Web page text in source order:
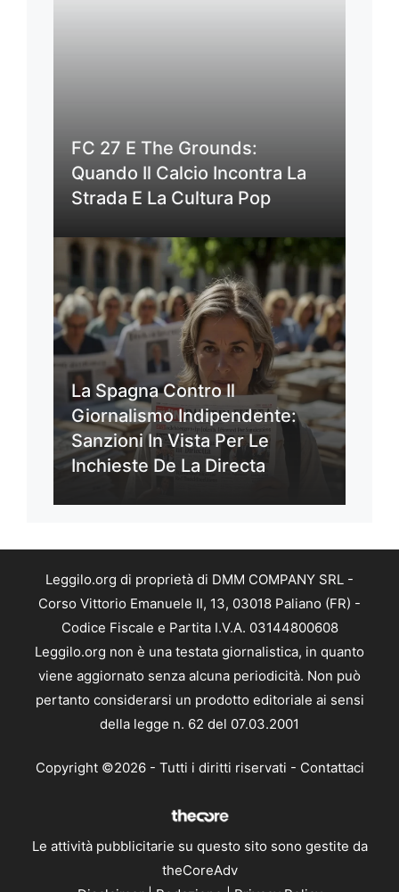
FC 27 E The Grounds:
Quando Il Calcio Incontra La
Strada E La Cultura Pop
La Spagna Contro Il
Giornalismo Indipendente:
Sanzioni In Vista Per Le
Inchieste De La Directa
Leggilo.org di proprietà di DMM COMPANY SRL -
Corso Vittorio Emanuele II, 13, 03018 Paliano (FR) -
Codice Fiscale e Partita I.V.A. 03144800608
Leggilo.org non è una testata giornalistica, in quanto
viene aggiornato senza alcuna periodicità. Non può
pertanto considerarsi un prodotto editoriale ai sensi
della legge n. 62 del 07.03.2001
Copyright ©2026 - Tutti i diritti riservati - Contattaci
Le attività pubblicitarie su questo sito sono gestite da
theCoreAdv